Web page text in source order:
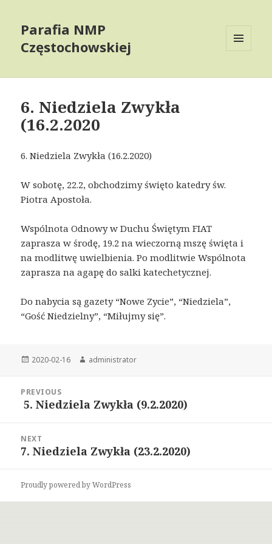
Parafia NMP
Częstochowskiej
WIDGETS
6. Niedziela Zwykła
(16.2.2020
6. Niedziela Zwykła (16.2.2020)
W sobotę, 22.2, obchodzimy święto katedry św.
Piotra Apostoła.
Wspólnota Odnowy w Duchu Świętym FIAT
zaprasza w środę, 19.2 na wieczorną mszę święta i
na modlitwę uwielbienia. Po modlitwie Wspólnota
zaprasza na agapę do salki katechetycznej.
Do nabycia są gazety “Nowe Zycie”, “Niedziela”,
“Gość Niedzielny”, “Miłujmy się”.
Posted
2020-02-16 Author
administrator
navigation
PREVIOUS
Previous
5. Niedziela Zwykła (9.2.2020)
NEXT
Next
7. Niedziela Zwykła (23.2.2020)
Proudly powered by WordPress